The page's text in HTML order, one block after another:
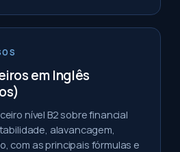
em Inglês
nível B2 sobre financial
alavancagem,
com as principais fórmulas e